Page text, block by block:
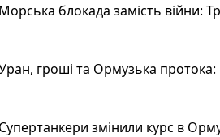
блокада замість війни:
гроші та Ормузька
змінили курс в